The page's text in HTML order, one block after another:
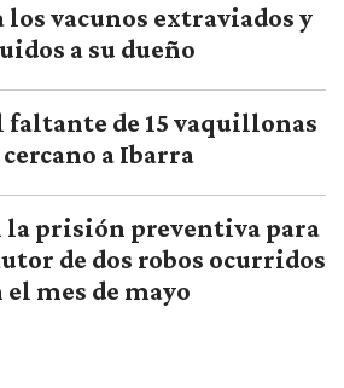
los vacunos extraviados y
a su dueño
de 15 vaquillonas
a Ibarra
prisión preventiva para
de dos robos ocurridos
mes de mayo